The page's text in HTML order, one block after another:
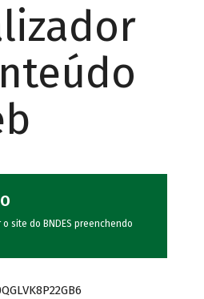
site do BNDES preenchendo